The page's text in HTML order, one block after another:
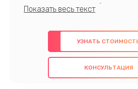
профессионалов с обширными
предлагаем быстрый и
использованием оригинальных
также гарантируем качество
проведенных работ. Наша цель
УЗНАТЬ
КОНСУЛЬТАЦИЯ